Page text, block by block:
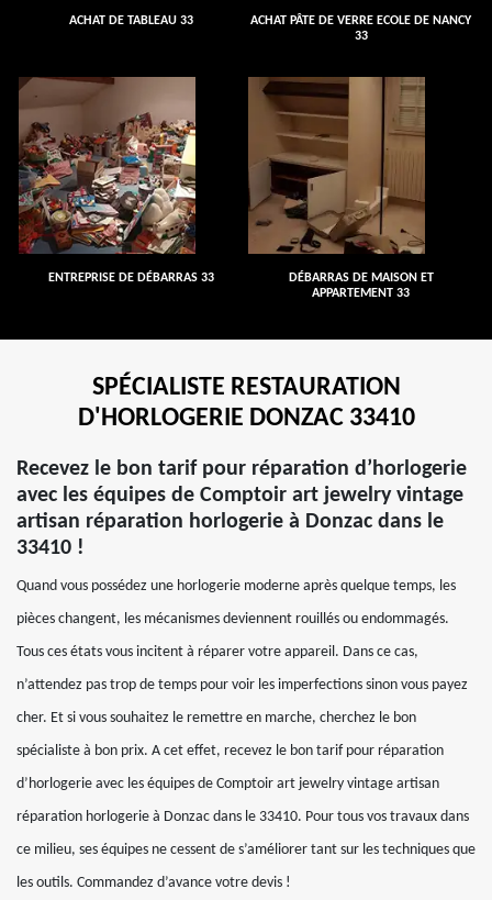
ACHAT DE TABLEAU 33
ACHAT PÂTE DE VERRE ECOLE DE NANCY
33
ENTREPRISE DE DÉBARRAS 33
DÉBARRAS DE MAISON ET
APPARTEMENT 33
SPÉCIALISTE RESTAURATION
D'HORLOGERIE DONZAC 33410
Recevez le bon tarif pour réparation d’horlogerie
avec les équipes de Comptoir art jewelry vintage
artisan réparation horlogerie à Donzac dans le
33410 !
Quand vous possédez une horlogerie moderne après quelque temps, les
pièces changent, les mécanismes deviennent rouillés ou endommagés.
Tous ces états vous incitent à réparer votre appareil. Dans ce cas,
n’attendez pas trop de temps pour voir les imperfections sinon vous payez
cher. Et si vous souhaitez le remettre en marche, cherchez le bon
spécialiste à bon prix. A cet effet, recevez le bon tarif pour réparation
d’horlogerie avec les équipes de Comptoir art jewelry vintage artisan
réparation horlogerie à Donzac dans le 33410. Pour tous vos travaux dans
ce milieu, ses équipes ne cessent de s’améliorer tant sur les techniques que
les outils. Commandez d’avance votre devis !